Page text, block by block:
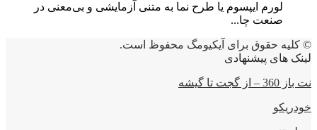
لورم ایپسوم یا طرح‌ نما به متنی آزمایشی و بی‌معنی در
صنعت چا...
© کلیه حقوق برای آیکیومگ محفوظ است.
لینک های پیشنهادی
نت باز 360 – از گجت تا گیشه
خودریکو